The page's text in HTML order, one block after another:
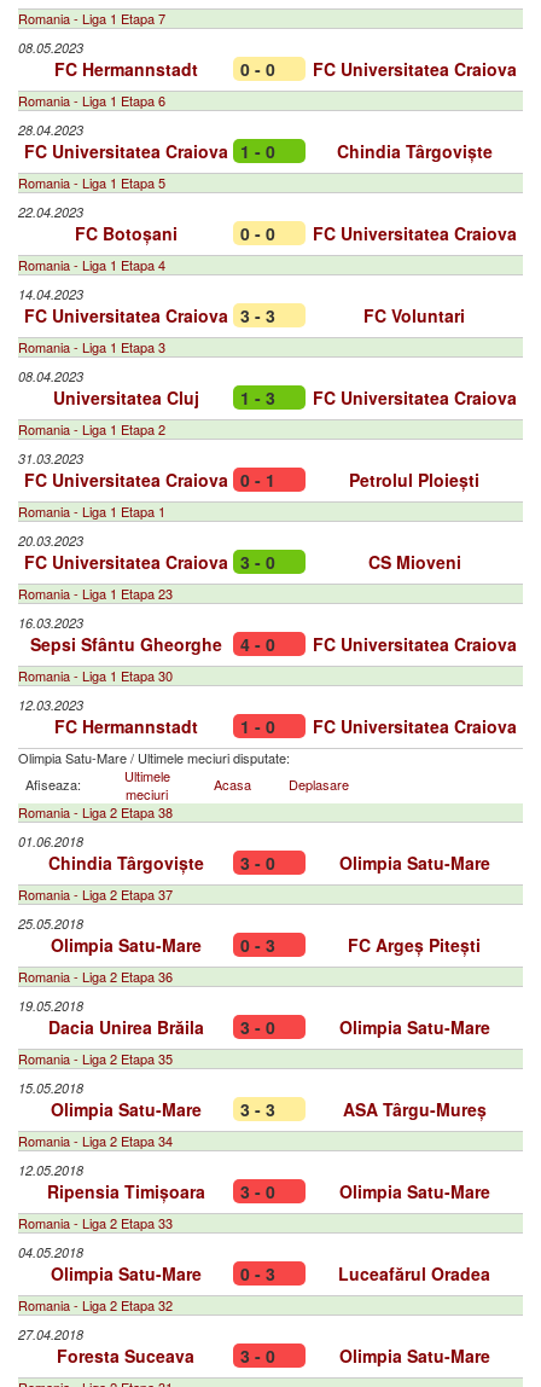
Romania - Liga 1 Etapa 7
08.05.2023
FC Hermannstadt 0 - 0 FC Universitatea Craiova
Romania - Liga 1 Etapa 6
28.04.2023
FC Universitatea Craiova 1 - 0 Chindia Târgoviște
Romania - Liga 1 Etapa 5
22.04.2023
FC Botoșani 0 - 0 FC Universitatea Craiova
Romania - Liga 1 Etapa 4
14.04.2023
FC Universitatea Craiova 3 - 3 FC Voluntari
Romania - Liga 1 Etapa 3
08.04.2023
Universitatea Cluj 1 - 3 FC Universitatea Craiova
Romania - Liga 1 Etapa 2
31.03.2023
FC Universitatea Craiova 0 - 1 Petrolul Ploiești
Romania - Liga 1 Etapa 1
20.03.2023
FC Universitatea Craiova 3 - 0 CS Mioveni
Romania - Liga 1 Etapa 23
16.03.2023
Sepsi Sfântu Gheorghe 4 - 0 FC Universitatea Craiova
Romania - Liga 1 Etapa 30
12.03.2023
FC Hermannstadt 1 - 0 FC Universitatea Craiova
Olimpia Satu-Mare/ Ultimele meciuri disputate:
Afiseaza:
Ultimele
meciuri
Acasa
Deplasare
Romania - Liga 2 Etapa 38
01.06.2018
Chindia Târgoviște 3 - 0 Olimpia Satu-Mare
Romania - Liga 2 Etapa 37
25.05.2018
Olimpia Satu-Mare 0 - 3 FC Argeș Pitești
Romania - Liga 2 Etapa 36
19.05.2018
Dacia Unirea Brăila 3 - 0 Olimpia Satu-Mare
Romania - Liga 2 Etapa 35
15.05.2018
Olimpia Satu-Mare 3 - 3 ASA Târgu-Mureș
Romania - Liga 2 Etapa 34
12.05.2018
Ripensia Timișoara 3 - 0 Olimpia Satu-Mare
Romania - Liga 2 Etapa 33
04.05.2018
Olimpia Satu-Mare 0 - 3 Luceafărul Oradea
Romania - Liga 2 Etapa 32
27.04.2018
Foresta Suceava 3 - 0 Olimpia Satu-Mare